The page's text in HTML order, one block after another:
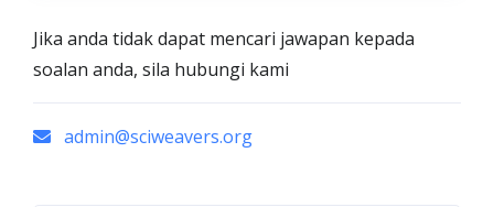
Jika anda tidak dapat mencari jawapan kepada
soalan anda, sila hubungi kami
admin@sciweavers.org